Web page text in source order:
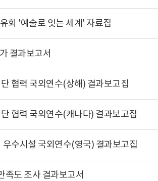
회 '예술로 잇는 세계' 자료집
결과보고서
협력 국외연수(상해) 결과보고집
협력 국외연수(캐나다) 결과보고집
수시설 국외연수(영국) 결과보고집
족도 조사 결과보고서